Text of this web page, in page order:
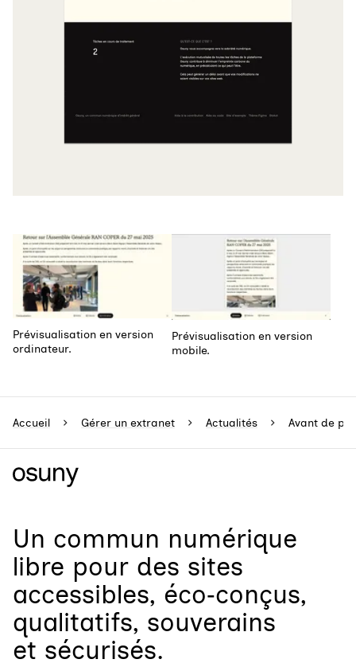
Agrandir
Prévisualisation en version
ordinateur.
Agrandir
Prévisualisation en version
mobile.
Accueil Gérer un extranet Actualités Avant de
Un commun numérique
libre pour des sites
accessibles, éco‑conçus,
qualitatifs, souverains
et sécurisés.